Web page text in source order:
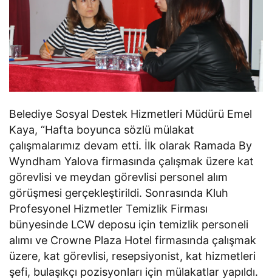
Belediye Sosyal Destek Hizmetleri Müdürü Emel
Kaya, “Hafta boyunca sözlü mülakat
çalışmalarımız devam etti. İlk olarak Ramada By
Wyndham Yalova firmasında çalışmak üzere kat
görevlisi ve meydan görevlisi personel alım
görüşmesi gerçekleştirildi. Sonrasında Kluh
Profesyonel Hizmetler Temizlik Firması
bünyesinde LCW deposu için temizlik personeli
alımı ve Crowne Plaza Hotel firmasında çalışmak
üzere, kat görevlisi, resepsiyonist, kat hizmetleri
şefi, bulaşıkçı pozisyonları için mülakatlar yapıldı.